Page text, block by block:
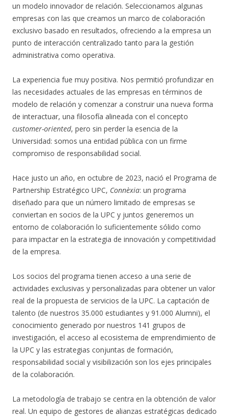
un modelo innovador de relación. Seleccionamos algunas
empresas con las que creamos un marco de colaboración
exclusivo basado en resultados, ofreciendo a la empresa un
punto de interacción centralizado tanto para la gestión
administrativa como operativa.
La experiencia fue muy positiva. Nos permitió profundizar en
las necesidades actuales de las empresas en términos de
modelo de relación y comenzar a construir una nueva forma
de interactuar, una filosofía alineada con el concepto
customer-oriented, pero sin perder la esencia de la
Universidad: somos una entidad pública con un firme
compromiso de responsabilidad social.
Hace justo un año, en octubre de 2023, nació el Programa de
Partnership Estratégico UPC, Connèxia: un programa
diseñado para que un número limitado de empresas se
conviertan en socios de la UPC y juntos generemos un
entorno de colaboración lo suficientemente sólido como
para impactar en la estrategia de innovación y competitividad
de la empresa.
Los socios del programa tienen acceso a una serie de
actividades exclusivas y personalizadas para obtener un valor
real de la propuesta de servicios de la UPC. La captación de
talento (de nuestros 35.000 estudiantes y 91.000 Alumni), el
conocimiento generado por nuestros 141 grupos de
investigación, el acceso al ecosistema de emprendimiento de
la UPC y las estrategias conjuntas de formación,
responsabilidad social y visibilización son los ejes principales
de la colaboración.
La metodología de trabajo se centra en la obtención de valor
real. Un equipo de gestores de alianzas estratégicas dedicado